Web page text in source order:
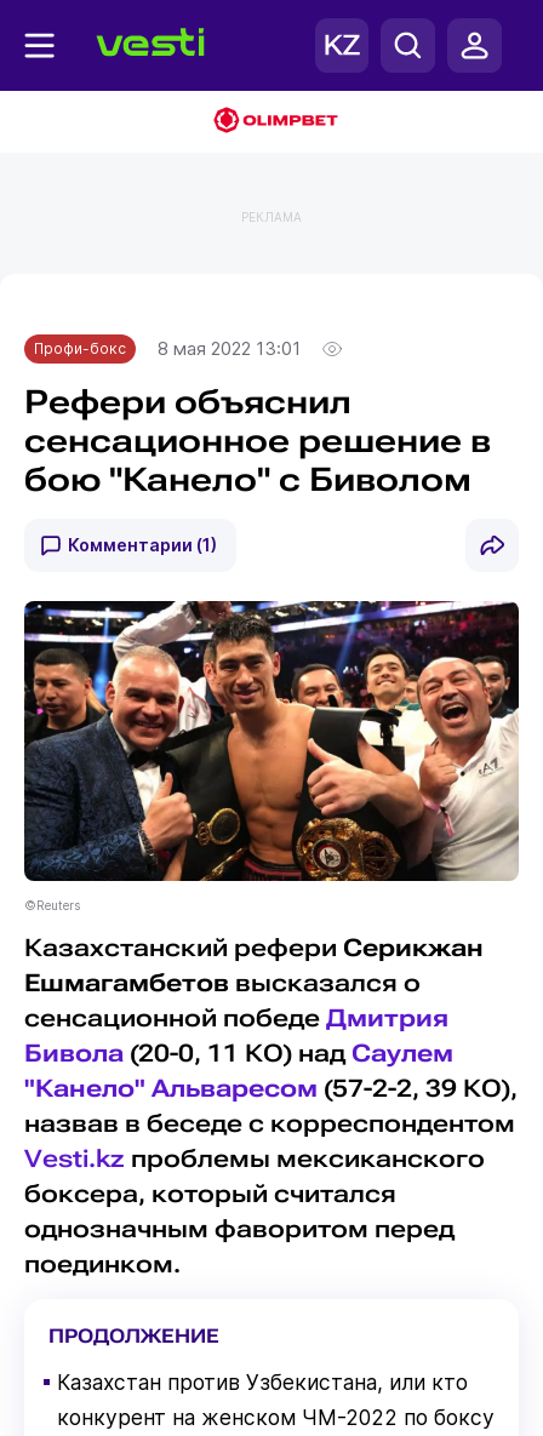
РЕКЛАМА
Профи-бокс 8 мая 2022 13:01
Рефери объяснил
сенсационное решение в
бою "Канело" с Биволом
Комментарии (1)
©Reuters
Казахстанский рефери Серикжан
Ешмагамбетов высказался о
сенсационной победе Дмитрия
Бивола(20-0, 11 КО) над Саулем
"Канело" Альваресом (57-2-2, 39 КО),
назвав в беседе с корреспондентом
Vesti.kz проблемы мексиканского
боксера, который считался
однозначным фаворитом перед
поединком.
ПРОДОЛЖЕНИЕ
▪ Казахстан против Узбекистана, или кто
конкурент на женском ЧМ-2022 по боксу